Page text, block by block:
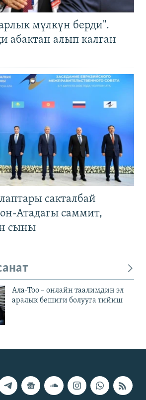
мүлкүн берди".
абактан алып калган
сакталбай
Атадагы саммит,
сыны
Ала-Тоо – онлайн таалимдин эл
аралык бешиги болууга тийиш